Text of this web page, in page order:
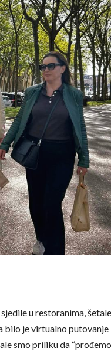
u restoranima, šetale
bilo je virtualno
smo priliku da